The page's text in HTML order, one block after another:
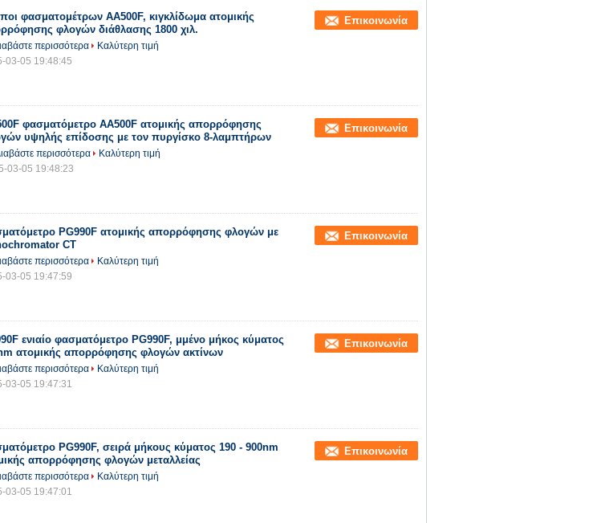
φασματομέτρων AA500F, κιγκλίδωμα ατομικής
φλογών διάθλασης 1800 χιλ.
Επικοινωνία
περισσότερα
Καλύτερη τιμή
03-05 19:48:45
φασματόμετρο AA500F ατομικής απορρόφησης
υψηλής επίδοσης με τον πυργίσκο 8-λαμπτήρων
Επικοινωνία
περισσότερα
Καλύτερη τιμή
03-05 19:48:23
PG990F ατομικής απορρόφησης φλογών με
CT
Επικοινωνία
περισσότερα
Καλύτερη τιμή
03-05 19:47:59
ενιαίο φασματόμετρο PG990F, μμένο μήκος κύματος
ατομικής απορρόφησης φλογών ακτίνων
Επικοινωνία
περισσότερα
Καλύτερη τιμή
03-05 19:47:31
PG990F, σειρά μήκους κύματος 190 - 900nm
απορρόφησης φλογών μεταλλείας
Επικοινωνία
περισσότερα
Καλύτερη τιμή
03-05 19:47:01